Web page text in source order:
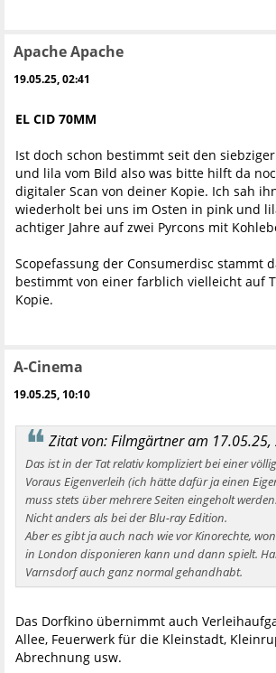
Apache Apache
19.05.25, 02:41
EL CID 70MM
Ist doch schon bestimmt seit den
und lila vom Bild also was bitte hilft da
digitaler Scan von deiner Kopie. Ich sah
wiederholt bei uns im Osten in pink und
achtiger Jahre auf zwei Pyrcons mit
Scopefassung der Consumerdisc stammt
bestimmt von einer farblich vielleicht auf
Kopie.
A-Cinema
19.05.25, 10:10
Zitat von: Filmgärtner am 17.05.25,
Das ist in der Tat relativ kompliziert bei einer
Voraus Eigenverleih (ich hätte dafür ja einen
muss stets über mehrere Seiten eingeholt werden.
Nicht anders als bei der Blu-ray Edition.
Aber es gibt ja auch nach wie vor Kinorechte,
in London disponieren kann und dann spielt.
Varnsdorf auch ganz normal gehandhabt.
Das Dorfkino übernimmt auch
Allee, Feuerwerk für die Kleinstadt,
Abrechnung usw.